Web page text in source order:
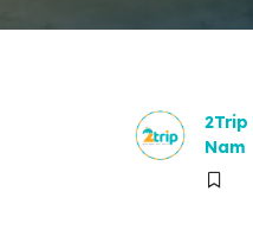
2Trip
Nam